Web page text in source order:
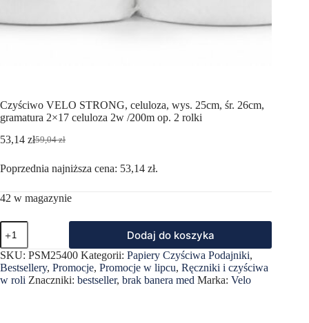
Czyściwo VELO STRONG, celuloza, wys. 25cm, śr. 26cm,
gramatura 2×17 celuloza 2w /200m op. 2 rolki
59,04zł
Pierwotna
wynosiła:
53,14 złAktualna
wynosi:
Poprzednia najniższa cena: 53,14 zł.
42 w magazynie
ilość
Czyściwo
VELO
STRONG,
celuloza,
wys.
Dodaj do koszyka
SKU: PSM25400 Kategorii: Papiery Czyściwa Podajniki,
Bestsellery, Promocje, Promocje w lipcu, Ręczniki i czyściwa
w roli Znaczniki: bestseller, brak banera med Marka: Velo